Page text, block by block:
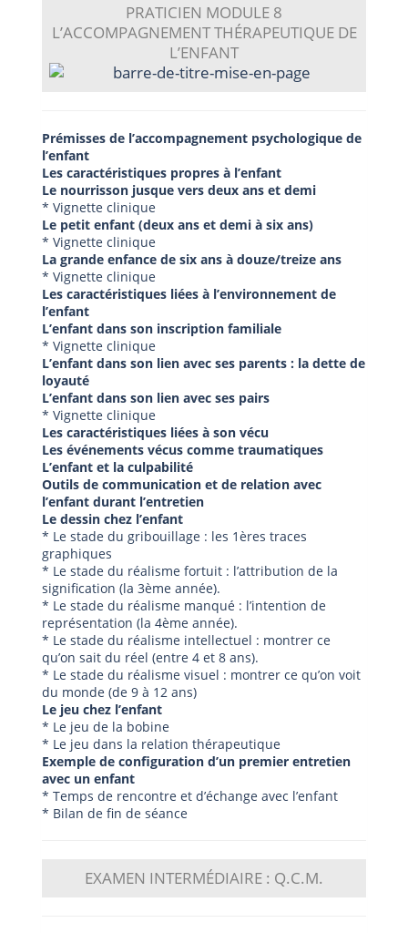
PRATICIEN MODULE 8
L’ACCOMPAGNEMENT THÉRAPEUTIQUE DE
L’ENFANT
Prémisses de l’accompagnement psychologique de
l’enfant
Les caractéristiques propres à l’enfant
Le nourrisson jusque vers deux ans et demi
* Vignette clinique
Le petit enfant (deux ans et demi à six ans)
* Vignette clinique
La grande enfance de six ans à douze/treize ans
* Vignette clinique
Les caractéristiques liées à l’environnement de
l’enfant
L’enfant dans son inscription familiale
* Vignette clinique
L’enfant dans son lien avec ses parents : la dette de
loyauté
L’enfant dans son lien avec ses pairs
* Vignette clinique
Les caractéristiques liées à son vécu
Les événements vécus comme traumatiques
L’enfant et la culpabilité
Outils de communication et de relation avec
l’enfant durant l’entretien
Le dessin chez l’enfant
* Le stade du gribouillage : les 1ères traces
graphiques
* Le stade du réalisme fortuit : l’attribution de la
signification (la 3ème année).
* Le stade du réalisme manqué : l’intention de
représentation (la 4ème année).
* Le stade du réalisme intellectuel : montrer ce
qu’on sait du réel (entre 4 et 8 ans).
* Le stade du réalisme visuel : montrer ce qu’on voit
du monde (de 9 à 12 ans)
Le jeu chez l’enfant
* Le jeu de la bobine
* Le jeu dans la relation thérapeutique
Exemple de configuration d’un premier entretien
avec un enfant
* Temps de rencontre et d’échange avec l’enfant
* Bilan de fin de séance
EXAMEN INTERMÉDIAIRE : Q.C.M.